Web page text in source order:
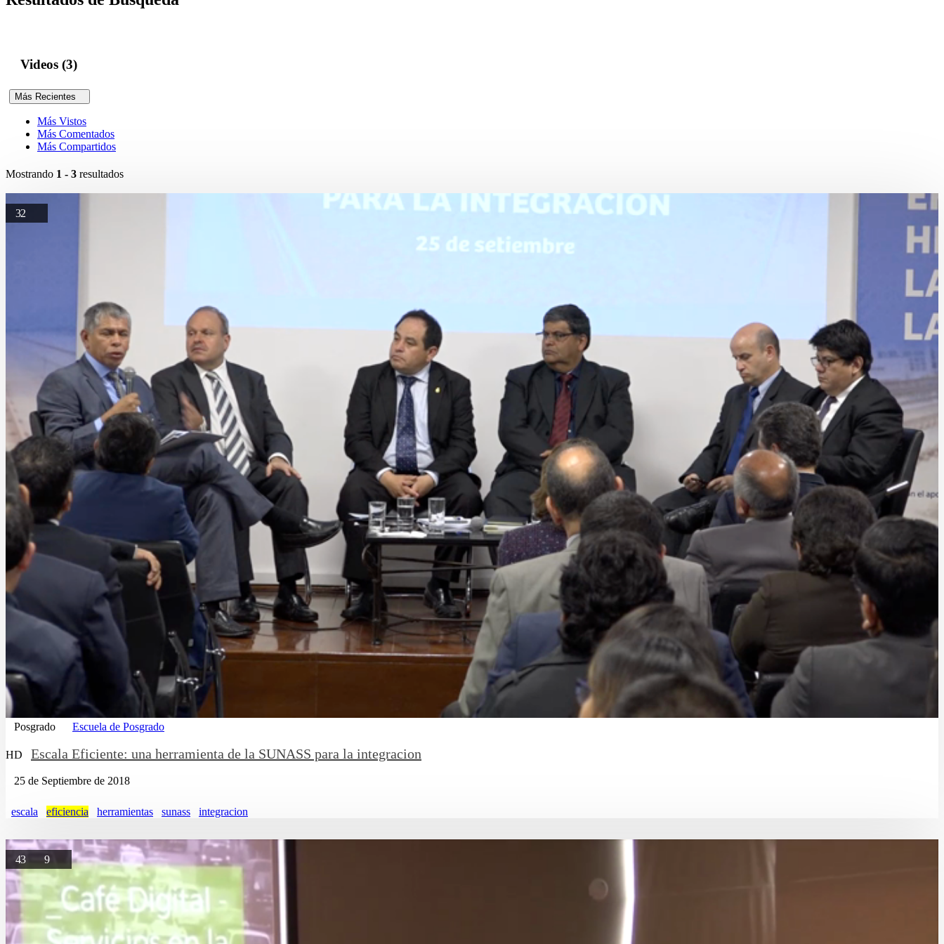
Videos (3)
Más Recientes
Más Vistos
Más Comentados
Más Compartidos
Mostrando 1 - 3 resultados
32
Posgrado Escuela de Posgrado
HD Escala Eficiente: una herramienta de la SUNASS para la integracion
25 de Septiembre de 2018
escala eficiencia herramientas sunass integracion
43 9